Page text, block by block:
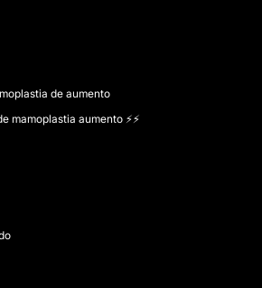
de aumento
mamoplastia aumento ⚡️⚡️